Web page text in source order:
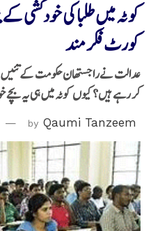
کوٹہ میں طلبا کی خودکشی
کورٹ فکر مند
عدالت نےراجستھان حکومت کے تئیں
کر رہے ہیں؟ کیوں کوٹہ میں ہی یہ بچے
by Qaumi Tanzeem